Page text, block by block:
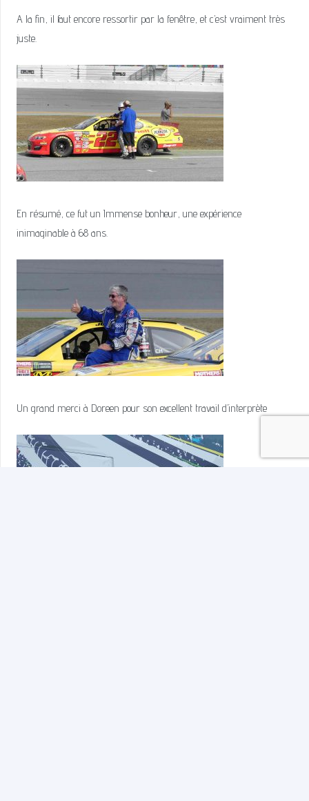
A la fin, il faut encore ressortir par la fenêtre, et c’est vraiment très
juste.
En résumé, ce fut un Immense bonheur, une expérience
inimaginable à 68 ans.
Un grand merci à Doreen pour son excellent travail d’interprète